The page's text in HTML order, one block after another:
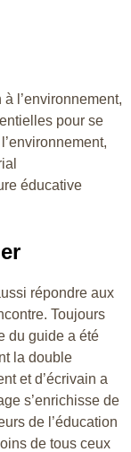
l’environnement,
pour se
éducative
répondre aux
Toujours
du guide a été
la double
et d’écrivain a
s’enrichisse de
de l’éducation
de tous ceux